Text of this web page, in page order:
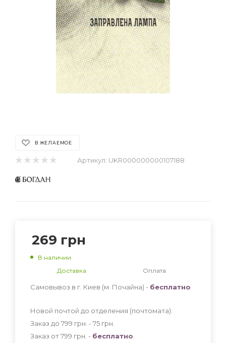
В ЖЕЛАЕМОЕ
Артикул: UKR000000000107188
269 грн
В наличии
Доставка
Оплата
Самовывоз в г. Киев (м. Почайна) - бесплатно
Новой почтой до отделения (почтомата):
Заказ до 799 грн. - 75 грн
Заказ от 799 грн. - бесплатно